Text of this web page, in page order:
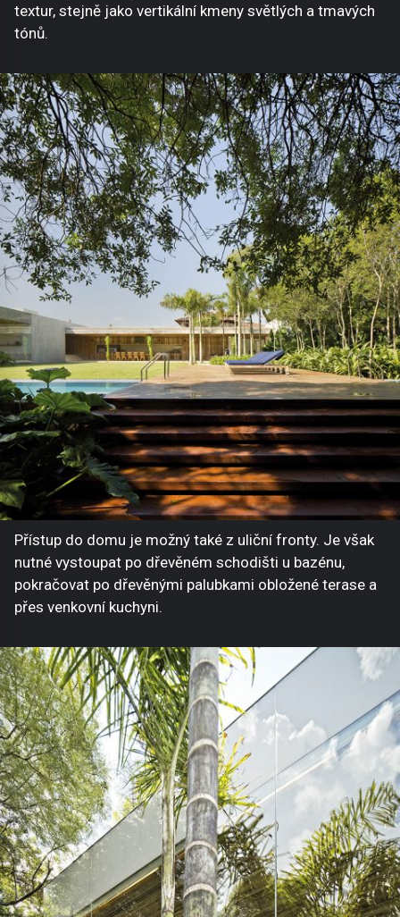
textur, stejně jako vertikální kmeny světlých a tmavých
tónů.
Přístup do domu je možný také z uliční fronty. Je však
nutné vystoupat po dřevěném schodišti u bazénu,
pokračovat po dřevěnými palubkami obložené terase a
přes venkovní kuchyni.